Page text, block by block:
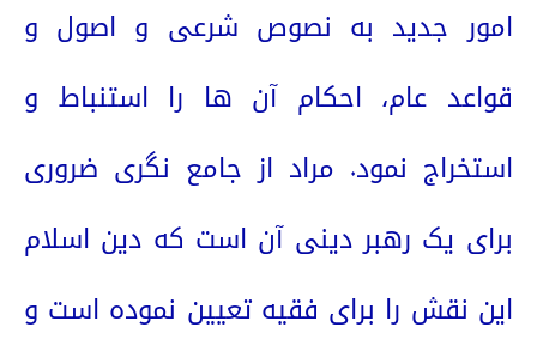
امور جدید به نصوص شرعی و اصول و
قواعد عام، احکام آن ها را استنباط و
استخراج نمود. مراد از جامع نگری ضروری
برای یک رهبر دینی آن است که دین اسلام
این نقش را برای فقیه تعیین نموده است و